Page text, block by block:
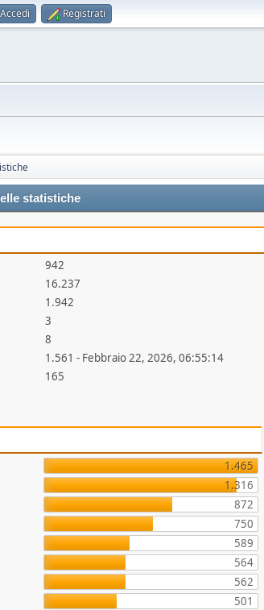
Accedi Registrati
statistiche
942
16.237
1.942
3
8
1.561 - Febbraio 22, 2026, 06:55:14
165
1.465
1.316
872
750
589
564
562
501